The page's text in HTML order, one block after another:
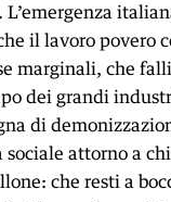
il lavoro povero
marginali, che
dei grandi
di
attorno a
che resti a